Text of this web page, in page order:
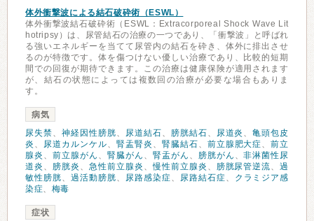
体外衝撃波による結石破砕術（ESWL）
体外衝撃波結石破砕術（ESWL：Extracorporeal Shock Wave Lit
hotripsy）は、尿管結石の治療の一つであり、「衝撃波」と呼ばれ
る強いエネルギーを当てて尿管内の結石を砕き、体外に排出させ
るのが特徴です。体を傷つけない優しい治療であり、比較的短期
間での回復が期待できます。この治療は健康保険が適用されます
が、結石の状態によっては複数回の治療が必要な場合もありま
す。
病気
尿失禁、 神経因性膀胱、 尿道結石、 膀胱結石、 尿道炎 、亀頭包皮
炎 、 尿道カルンケル、 腎盂腎炎 、 腎臓結石、 前立腺肥大症、前立
腺炎 、 前立腺がん 、 腎臓がん 、 腎盂がん 、 膀胱がん 、非淋菌性尿
道炎 、 膀胱炎 、 急性前立腺炎 、慢性前立腺炎 、 膀胱尿管逆流、過
敏性膀胱、 過活動膀胱、 尿路感染症、 尿路結石症、
クラミジア感
染症、 梅毒
症状